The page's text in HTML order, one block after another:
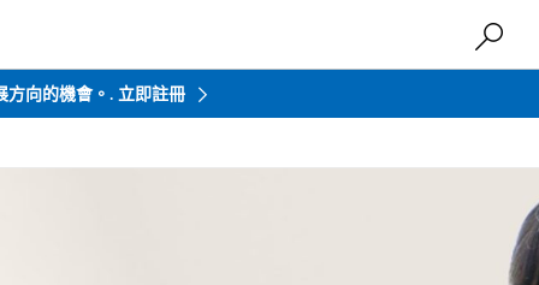
方向的機會。. 立即註冊